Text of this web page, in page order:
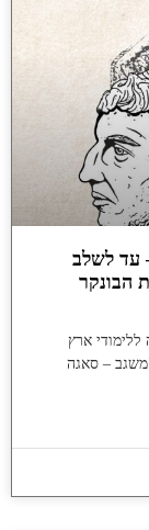
עד לשלב
הבונקר
ארץ
– סאגה